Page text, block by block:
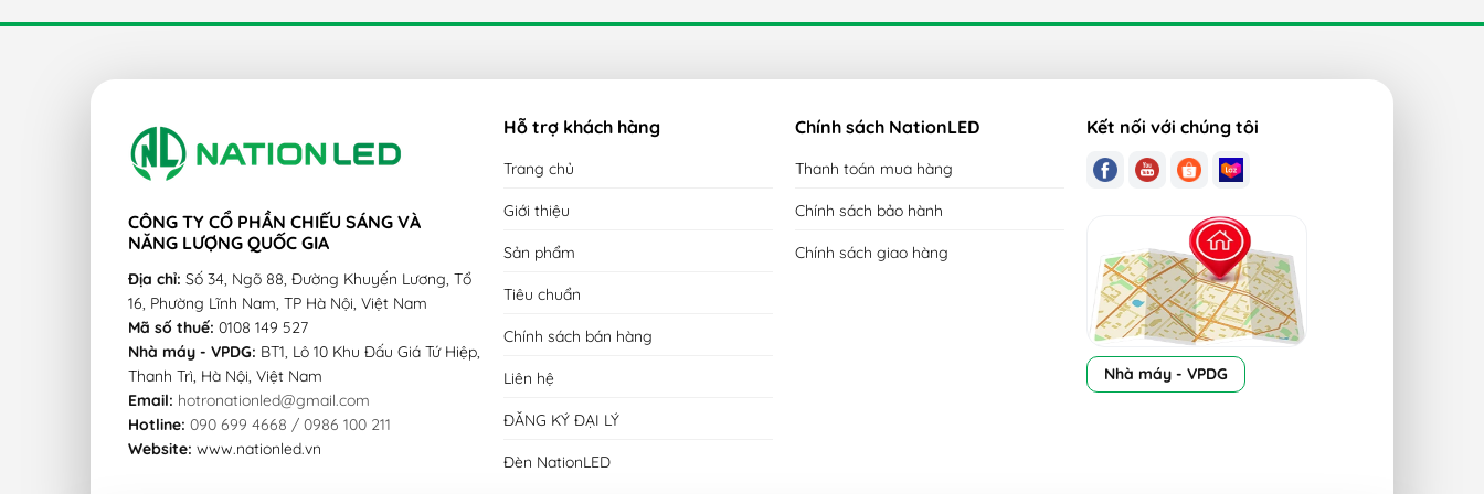
- Đèn tuýp LED T8 1,2m công suất 20W ứng dụng nhiều trong đời sống, phục vụ chiếu sáng nhiều công trình khác nhau:
+ Chiếu sáng dân dụng: Chiếu sáng nhà dân, chung cư
+ Chiếu sáng công trình: Chiếu sáng bệnh viện, chiếu sáng trường học, trung tâm thương mại, siêu thị,...
+ Chiếu sáng công nghiệp: Chiếu sáng nhà máy, nhà xưởng, chiếu sáng nhà kho, nhà ga,...
CÔNG TY CỔ PHẦN CHIẾU SÁNG VÀ
NĂNG LƯỢNG QUỐC GIA
Địa chỉ: Số 34, Ngõ 88, Đường Khuyến Lương, Tổ
16, Phường Lĩnh Nam, TP Hà Nội, Việt Nam
Mã số thuế: 0108 149 527
Nhà máy - VPDG: BT1, Lô 10 Khu Đấu Giá Tứ Hiệp,
Thanh Trì, Hà Nội, Việt Nam
Email: hotronationled@gmail.com
Hotline: 090 699 4668 / 0986 100 211
Website: www.nationled.vn
Hỗ trợ khách hàng
Trang chủ
Giới thiệu
Sản phẩm
Tiêu chuẩn
Chính sách bán hàng
Liên hệ
ĐĂNG KÝ ĐẠI LÝ
Đèn NationLED
Chính sách NationLED
Thanh toán mua hàng
Chính sách bảo hành
Chính sách giao hàng
Kết nối với chúng tôi
Nhà máy - VPDG